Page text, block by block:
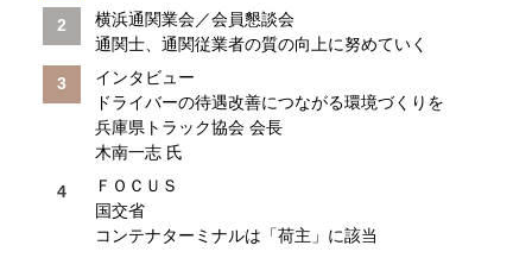
横浜通関業会／会員懇談会
通関士、通関従業者の質の向上に努めていく
インタビュー
ドライバーの待遇改善につながる環境づくりを
兵庫県トラック協会 会長
木南一志 氏
ＦＯＣＵＳ
国交省
コンテナターミナルは「荷主」に該当